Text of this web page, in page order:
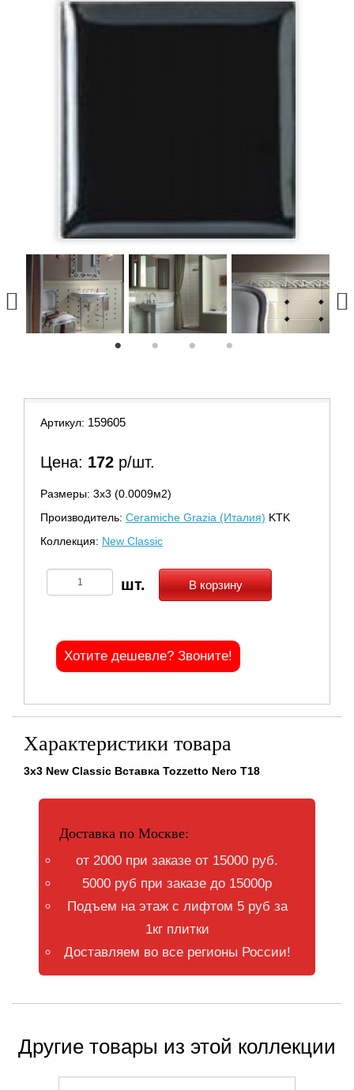
Артикул: 159605
Цена: 172 р/шт.
Размеры: 3х3 (0.0009м2)
Производитель: Ceramiche Grazia (Италия) KTK
Коллекция: New Classic
В корзину
Хотите дешевле? Звоните!
Характеристики товара
3x3 New Classic Вставка Tozzetto Nero T18
Доставка по Москве:
от 2000 при заказе от 15000 руб.
5000 руб при заказе до 15000р
Подъем на этаж с лифтом 5 руб за
1кг плитки
Доставляем во все регионы России!
Другие товары из этой коллекции